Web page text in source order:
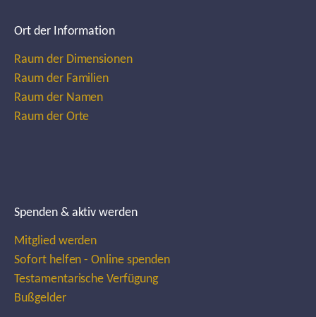
Ort der Information
Raum der Dimensionen
Raum der Familien
Raum der Namen
Raum der Orte
Spenden & aktiv werden
Mitglied werden
Sofort helfen - Online spenden
Testamentarische Verfügung
Bußgelder